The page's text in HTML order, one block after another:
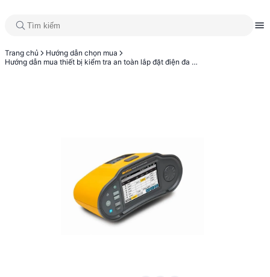
Trang chủ
Hướng dẫn chọn mua
Hướng dẫn mua thiết bị kiểm tra an toàn lắp đặt điện đa năng